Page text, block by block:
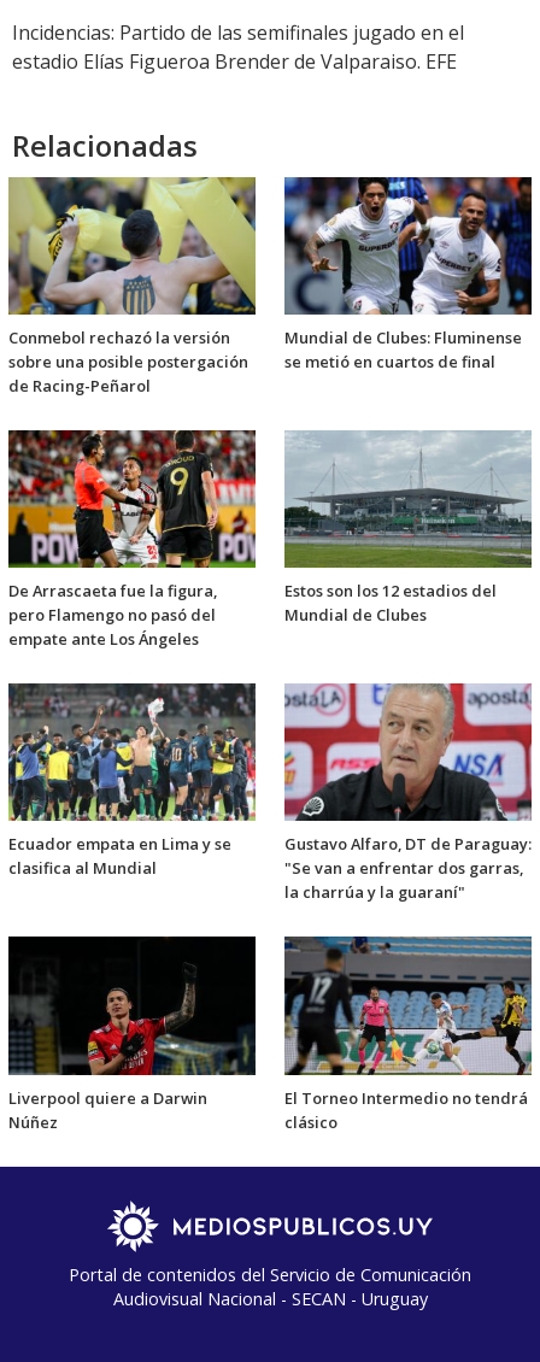
Incidencias: Partido de las semifinales jugado en el
estadio Elías Figueroa Brender de Valparaiso. EFE
Relacionadas
Conmebol rechazó la versión
sobre una posible postergación
de Racing-Peñarol
Mundial de Clubes: Fluminense
se metió en cuartos de final
De Arrascaeta fue la figura,
pero Flamengo no pasó del
empate ante Los Ángeles
Estos son los 12 estadios del
Mundial de Clubes
Ecuador empata en Lima y se
clasifica al Mundial
Gustavo Alfaro, DT de Paraguay:
"Se van a enfrentar dos garras,
la charrúa y la guaraní"
Liverpool quiere a Darwin
Núñez
El Torneo Intermedio no tendrá
clásico
Portal de contenidos del Servicio de Comunicación
Audiovisual Nacional - SECAN - Uruguay